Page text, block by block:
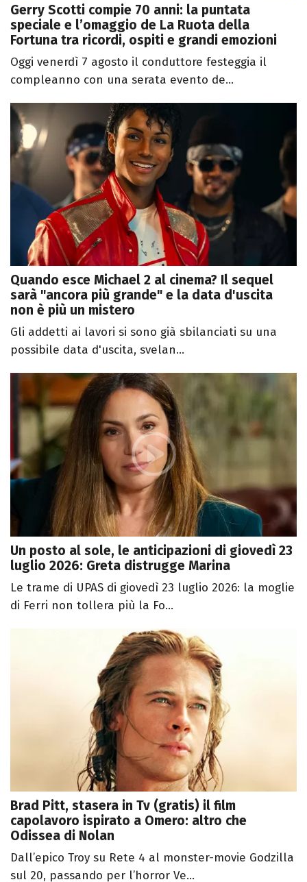
Gerry Scotti compie 70 anni: la puntata
speciale e l’omaggio de La Ruota della
Fortuna tra ricordi, ospiti e grandi emozioni
Oggi venerdì 7 agosto il conduttore festeggia il
compleanno con una serata evento de...
Quando esce Michael 2 al cinema? Il sequel
sarà "ancora più grande" e la data d'uscita
non è più un mistero
Gli addetti ai lavori si sono già sbilanciati su una
possibile data d'uscita, svelan...
Un posto al sole, le anticipazioni di giovedì 23
luglio 2026: Greta distrugge Marina
Le trame di UPAS di giovedì 23 luglio 2026: la moglie
di Ferri non tollera più la Fo...
Brad Pitt, stasera in Tv (gratis) il film
capolavoro ispirato a Omero: altro che
Odissea di Nolan
Dall’epico Troy su Rete 4 al monster-movie Godzilla
sul 20, passando per l’horror Ve...